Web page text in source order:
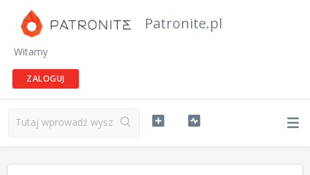
Patronite.pl
Witamy
ZALOGUJ